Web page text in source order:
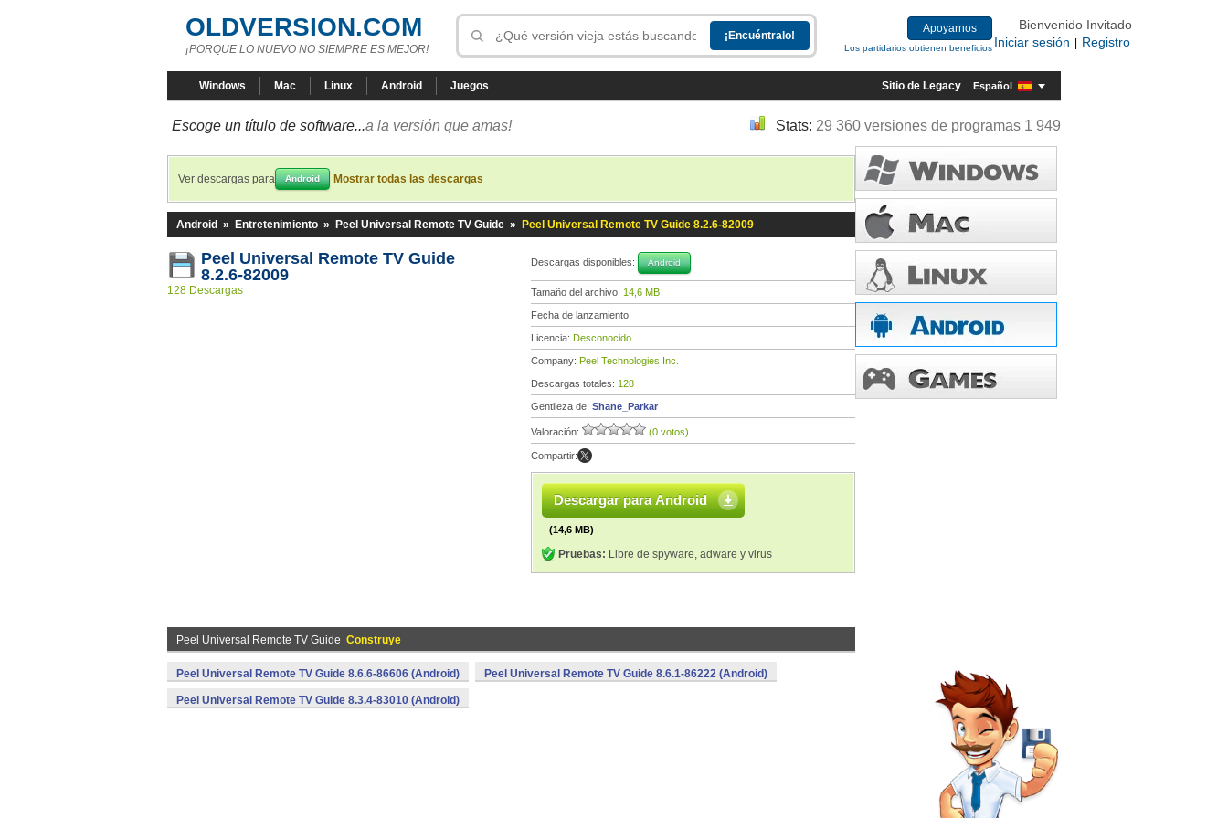
OLDVERSION.COM
¡PORQUE LO NUEVO NO SIEMPRE ES MEJOR!
Apoyarnos
Los partidarios obtienen beneficios
Bienvenido Invitado
Iniciar sesión
Registro
Windows Mac Linux Android Juegos Sitio de Legacy Español
Escoge un título de software...a la versión que amas! Stats: 29 360 versiones de programas 1 949
Ver descargas para Android Mostrar todas las descargas
Android » Entretenimiento » Peel Universal Remote TV Guide » Peel Universal Remote TV Guide 8.2.6-82009
Peel Universal Remote TV Guide
8.2.6-82009
128 Descargas
Descargas disponibles: Android
Tamaño del archivo: 14,6 MB
Fecha de lanzamiento:
Licencia: Desconocido
Company: Peel Technologies Inc.
Descargas totales: 128
Gentileza de: Shane_Parkar
Valoración: (0 votos)
Compartir:
Descargar para Android
(14,6 MB)
Pruebas: Libre de spyware, adware y virus
Peel Universal Remote TV Guide Construye
Peel Universal Remote TV Guide 8.6.6-86606 (Android) Peel Universal Remote TV Guide 8.6.1-86222 (Android)
Peel Universal Remote TV Guide 8.3.4-83010 (Android)